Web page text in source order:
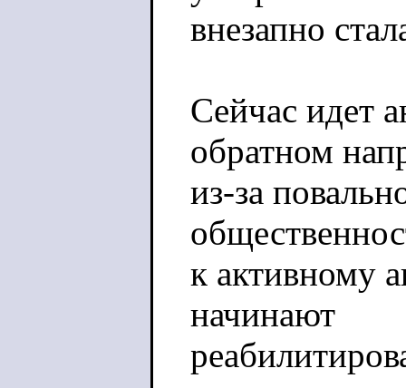
внезапно
Сейчас идет
обратном
из-за
к активному
начинают